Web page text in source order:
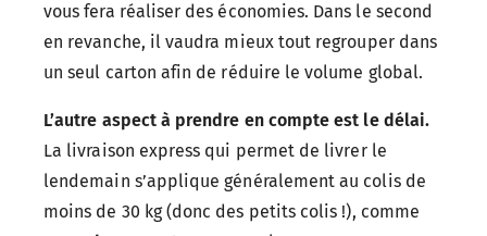
vous fera réaliser des économies. Dans le second
en revanche, il vaudra mieux tout regrouper dans
un seul carton afin de réduire le volume global.
L’autre aspect à prendre en compte est le délai.
La livraison express qui permet de livrer le
lendemain s’applique généralement au colis de
moins de 30 kg (donc des petits colis !), comme